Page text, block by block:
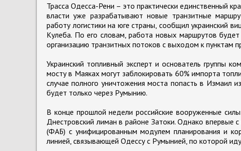
Трасса Одесса-Рени – это практически единственный
власти уже разрабатывают новые транзитные
работу логистики на юге страны, сообщил украинский
Кулеба. По его словам, работа новых маршрутов будет
организацию транзитных потоков с выходом к пунктам
Украинский топливный эксперт и основатель группы
мосту в Маяках могут заблокировать 60% импорта
случае полного уничтожения моста попасть в Измаил
будет только через Румынию.
В конце прошлой недели российские вооруженные
Днестровский лиман в районе Затоки. Однако впервые
(ФАБ) с унифицированным модулем планирования и
линией, связывающей Одессу с Румынией, по которой